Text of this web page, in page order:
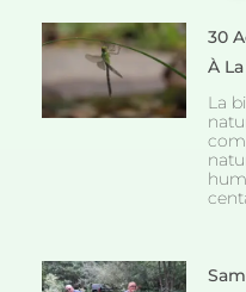
30
À
La